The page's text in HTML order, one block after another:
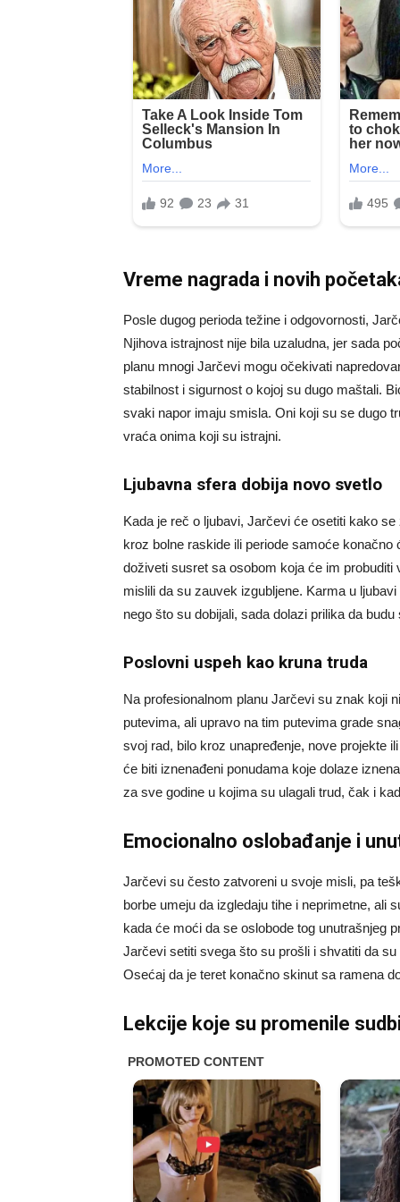
Vreme nagrada i novih
Posle dugog perioda težine i odgovornosti,
Njihova istrajnost nije bila uzaludna, jer sada
planu mnogi Jarčevi mogu očekivati
stabilnost i sigurnost o kojoj su dugo maštali.
svaki napor imaju smisla. Oni koji su se dugo
vraća onima koji su istrajni.
Ljubavna sfera dobija novo svetlo
Kada je reč o ljubavi, Jarčevi će osetiti kako
kroz bolne raskide ili periode samoće
doživeti susret sa osobom koja će im
mislili da su zauvek izgubljene. Karma u
nego što su dobijali, sada dolazi prilika da
Poslovni uspeh kao kruna truda
Na profesionalnom planu Jarčevi su znak koji
putevima, ali upravo na tim putevima grade
svoj rad, bilo kroz unapređenje, nove projekte
će biti iznenađeni ponudama koje dolaze
za sve godine u kojima su ulagali trud, čak i
Emocionalno oslobađanje i
Jarčevi su često zatvoreni u svoje misli, pa
borbe umeju da izgledaju tihe i neprimetne, ali
kada će moći da se oslobode tog unutrašnjeg
Jarčevi setiti svega što su prošli i shvatiti da
Osećaj da je teret konačno skinut sa ramena
Lekcije koje su promenile